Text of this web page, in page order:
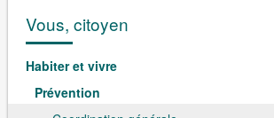
Vous, citoyen
Habiter et vivre
Prévention